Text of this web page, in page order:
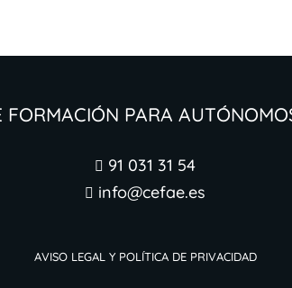
para
 91 031 31 54
 info@cefae.es
Aviso legal y Política de Privacidad